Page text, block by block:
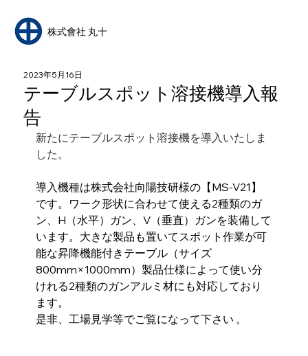
​株式會社 丸十
テーブルスポット溶接機導入報
告
2023年5月16日
新たにテーブルスポット溶接機を導入いたしま
した。
導入機種は株式会社向陽技研様の【MS-V21】
です。ワーク形状に合わせて使える2種類のガ
ン、H（水平）ガン、V（垂直）ガンを装備して
います。大きな製品も置いてスポット作業が可
能な昇降機能付きテーブル（サイズ
800mm×1000mm）製品仕様によって使い分
けれる2種類のガンアルミ材にも対応しており
ます。
是非、工場見学等でご覧になって下さい 。